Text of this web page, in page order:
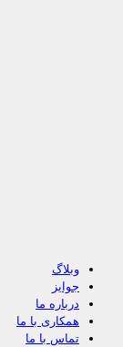
وبلاگ
جوایز
درباره ما
همکاری با ما
تماس با ما